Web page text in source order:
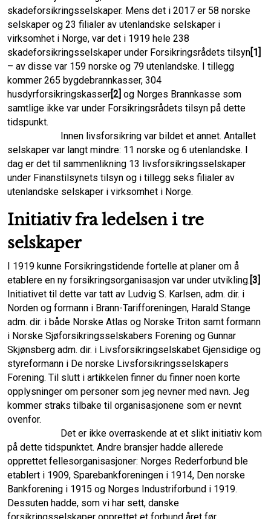
skadeforsikringsselskaper. Mens det i 2017 er 58 norske
selskaper og 23 filialer av uten­landske selskaper i
virksomhet i Norge, var det i 1919 hele 238
skadeforsikrings­selskaper under Forsikringsrådets tilsyn[1]
– av disse var 159 norske og 79 utenlandske. I tillegg
kommer 265 bygdebrannkasser, 304
husdyrforsikringskasser[2] og Norges Brannkasse som
samtlige ikke var under Forsikringsrådets tilsyn på dette
tidspunkt.
Innen livsforsikring var bildet et annet. Antallet
selskaper var langt mindre: 11 norske og 6 utenlandske. I
dag er det til sammenlikning 13 livsforsikringsselskaper
under Finanstilsynets tilsyn og i tillegg seks filialer av
utenlandske selskaper i virksomhet i Norge.
Initiativ fra ledelsen i tre
selskaper
I 1919 kunne Forsikringstidende fortelle at planer om å
etablere en ny forsikringsorgani­sasjon var under utvikling. [3]
Initiativet til dette var tatt av Ludvig S. Karlsen, adm. dir. i
Norden og formann i Brann-Tariffore­ningen, Harald Stange
adm. dir. i både Norske Atlas og Norske Triton samt formann
i Norske Sjøforsikringsselskabers Forening og Gunnar
Skjønsberg adm. dir. i Livsforsikringselskabet Gjensidige og
styreformann i De norske Livsforsikrings­selskapers
Forening. Til slutt i artikkelen finner du finner noen korte
opplysninger om personer som jeg nevner med navn. Jeg
kommer straks tilbake til organisasjonene som er nevnt
ovenfor.
Det er ikke overraskende at et slikt initiativ kom
på dette tidspunktet. Andre bransjer hadde allerede
opprettet fellesorganisasjoner: Norges Rederforbund ble
etablert i 1909, Sparebankforeningen i 1914, Den norske
Bankforening i 1915 og Norges Industriforbund i 1919.
Dessuten hadde, som vi har sett, danske